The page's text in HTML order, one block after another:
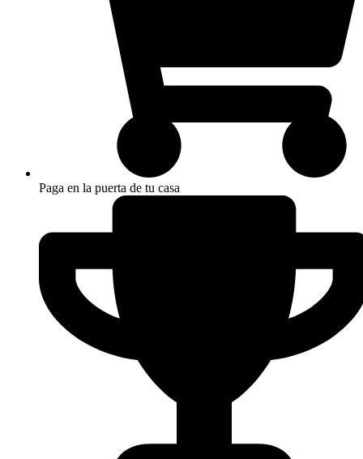
Paga en la puerta de tu casa